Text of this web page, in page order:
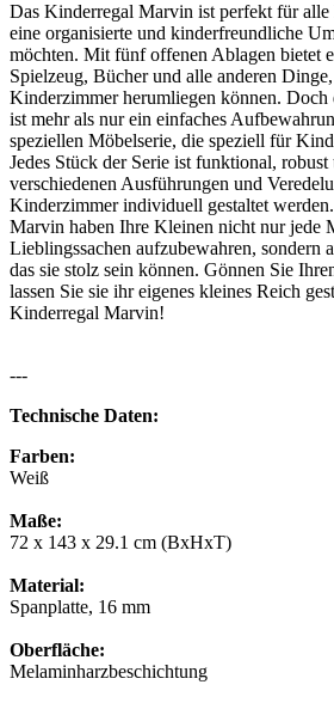
Das Kinderregal Marvin ist perfekt für
eine organisierte und kinderfreundliche
möchten. Mit fünf offenen Ablagen bietet
Spielzeug, Bücher und alle anderen
Kinderzimmer herumliegen können.
ist mehr als nur ein einfaches
speziellen Möbelserie, die speziell für
Jedes Stück der Serie ist funktional,
verschiedenen Ausführungen und
Kinderzimmer individuell gestaltet
Marvin haben Ihre Kleinen nicht nur jede
Lieblingssachen aufzubewahren, sondern
das sie stolz sein können. Gönnen Sie
lassen Sie sie ihr eigenes kleines Reich
Kinderregal Marvin!
---
Technische Daten:
Farben:
Weiß
Maße:
72 x 143 x 29.1 cm (BxHxT)
Material:
Spanplatte, 16 mm
Oberfläche:
Melaminharzbeschichtung